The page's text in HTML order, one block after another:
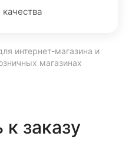
интернет-магазина и
магазинах
заказу